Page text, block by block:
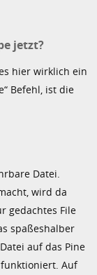
jetzt?
hier wirklich ein
Befehl, ist die
Datei.
wird da
gedachtes File
spaßeshalber
auf das Pine
Auf